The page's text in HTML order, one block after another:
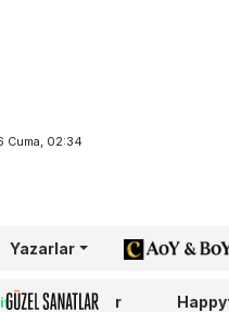
Cuma, 02:34
Yazarlar AoY/BoY
Güzel Sanatlar